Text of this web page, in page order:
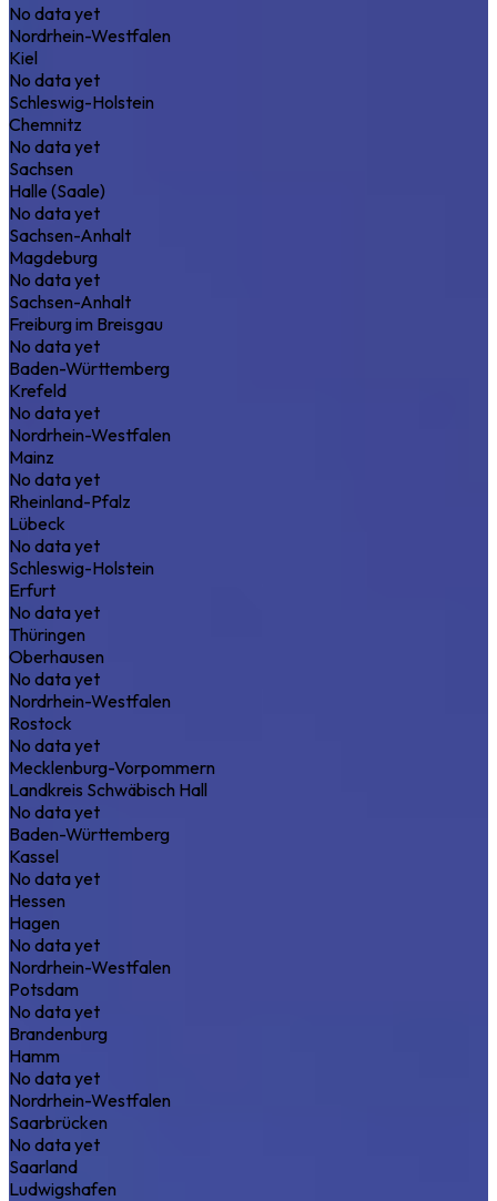
No data yet
Nordrhein-Westfalen
Kiel
No data yet
Schleswig-Holstein
Chemnitz
No data yet
Sachsen
Halle (Saale)
No data yet
Sachsen-Anhalt
Magdeburg
No data yet
Sachsen-Anhalt
Freiburg im Breisgau
No data yet
Baden-Württemberg
Krefeld
No data yet
Nordrhein-Westfalen
Mainz
No data yet
Rheinland-Pfalz
Lübeck
No data yet
Schleswig-Holstein
Erfurt
No data yet
Thüringen
Oberhausen
No data yet
Nordrhein-Westfalen
Rostock
No data yet
Mecklenburg-Vorpommern
Landkreis Schwäbisch Hall
No data yet
Baden-Württemberg
Kassel
No data yet
Hessen
Hagen
No data yet
Nordrhein-Westfalen
Potsdam
No data yet
Brandenburg
Hamm
No data yet
Nordrhein-Westfalen
Saarbrücken
No data yet
Saarland
Ludwigshafen